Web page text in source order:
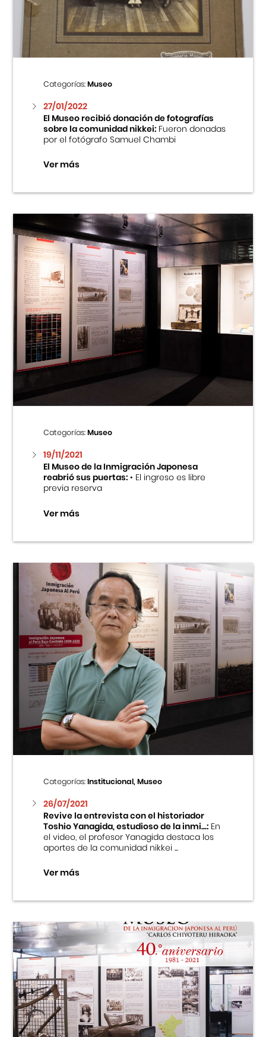
Centro Cultural Peruano Japonés
Museo de la Inmigración Japonesa
Fondo Editorial
Teatro Peruano Japonés
Categorías:Museo
27/01/2022
El Museo recibió donación de fotografías
sobre la comunidad nikkei:Fueron donadas
por el fotógrafo Samuel Chambi
Ver más
Categorías:Museo
19/11/2021
El Museo de la Inmigración Japonesa
reabrió sus puertas:• El ingreso es libre
previa reserva
Ver más
Categorías:Institucional, Museo
26/07/2021
Revive la entrevista con el historiador
Toshio Yanagida, estudioso de la inmi...:En
el video, el profesor Yanagida destaca los
aportes de la comunidad nikkei ...
Ver más